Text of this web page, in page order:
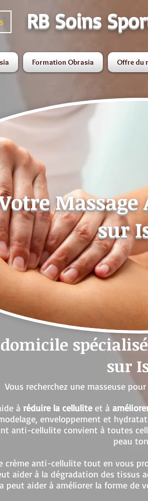
RB Soins
Formation Obrasia Offre du
sur
sur
Vous recherchez une masseuse pour
à réduire la cellulite et à
enveloppement et
anti-cellulite convient à toutes
peau
crème anti-cellulite tout en vous
aider à la dégradation des tissus
peut aider à améliorer la forme de